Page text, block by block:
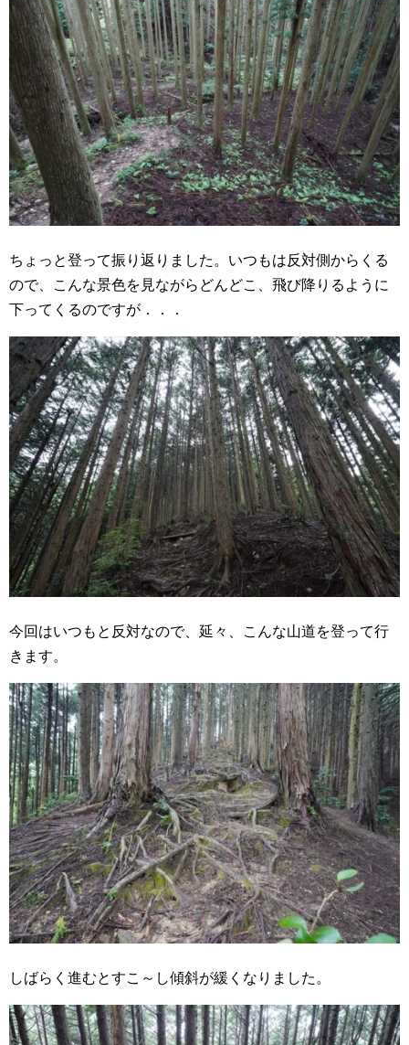
ちょっと登って振り返りました。いつもは反対側からくる
ので、こんな景色を見ながらどんどこ、飛び降りるように
下ってくるのですが．．．
今回はいつもと反対なので、延々、こんな山道を登って行
きます。
しばらく進むとすこ～し傾斜が緩くなりました。